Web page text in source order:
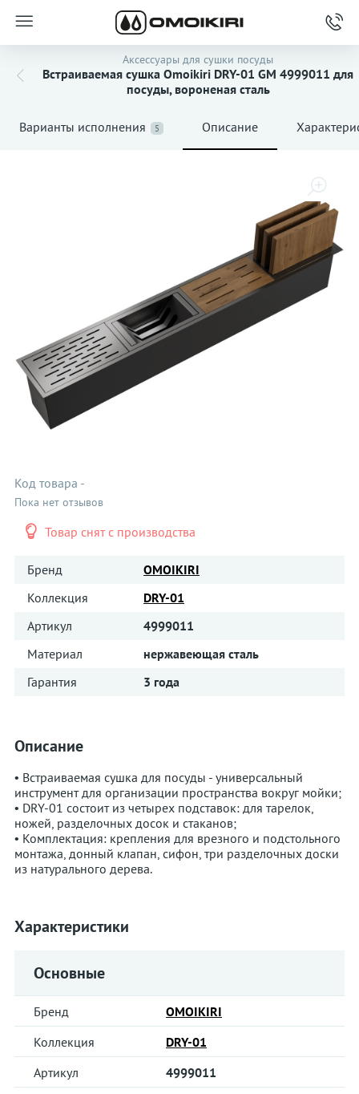
Аксессуары для сушки посуды
Встраиваемая сушка Omoikiri DRY-01 GM 4999011 для
посуды, вороненая сталь
Варианты исполнения 5 Описание
Код товара -
Пока нет отзывов
Товар снят с производства
Бренд
OMOIKIRI
Коллекция
DRY-01
Артикул
4999011
Материал
нержавеющая сталь
Гарантия
3 года
Описание
• Встраиваемая сушка для посуды - универсальный
инструмент для организации пространства вокруг мойки;
• DRY-01 состоит из четырех подставок: для тарелок,
ножей, разделочных досок и стаканов;
• Комплектация: крепления для врезного и подстольного
монтажа, донный клапан, сифон, три разделочных доски
из натурального дерева.
Характеристики
Основные
Бренд
OMOIKIRI
Коллекция
DRY-01
Артикул
4999011